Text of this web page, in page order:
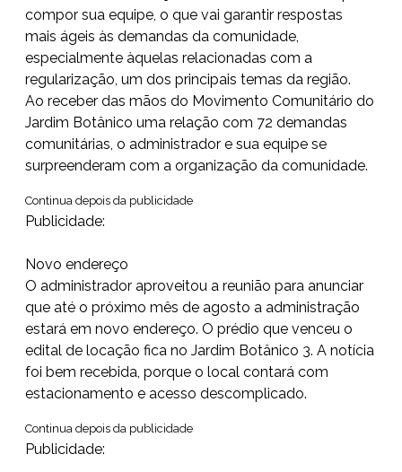
compor sua equipe, o que vai garantir respostas
mais ágeis às demandas da comunidade,
especialmente àquelas relacionadas com a
regularização, um dos principais temas da região.
Ao receber das mãos do Movimento Comunitário do
Jardim Botânico uma relação com 72 demandas
comunitárias, o administrador e sua equipe se
surpreenderam com a organização da comunidade.
Continua depois da publicidade
Publicidade:
Novo endereço
O administrador aproveitou a reunião para anunciar
que até o próximo mês de agosto a administração
estará em novo endereço. O prédio que venceu o
edital de locação fica no Jardim Botânico 3. A notícia
foi bem recebida, porque o local contará com
estacionamento e acesso descomplicado.
Continua depois da publicidade
Publicidade: